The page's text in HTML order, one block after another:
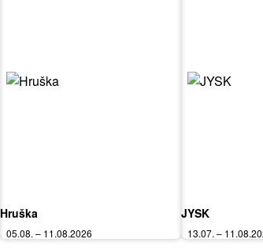
Hruška
05.08. – 11.08.2026
JYSK
13.07. –